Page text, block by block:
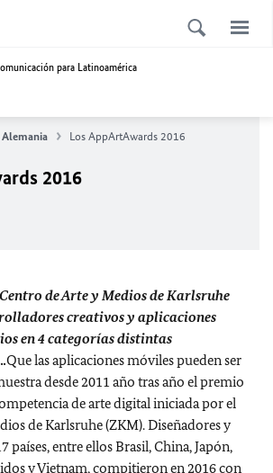
para Latinoamérica
Alemania Los AppArtAwards 2016
2016
de Arte y Medios de Karlsruhe
creativos y aplicaciones
en 4 categorías distintas
Que las aplicaciones móviles pueden ser
desde 2011 año tras año el premio
de arte digital iniciada por el
de Karlsruhe (ZKM). Diseñadores y
países, entre ellos Brasil, China, Japón,
y Vietnam, compitieron en 2016 con